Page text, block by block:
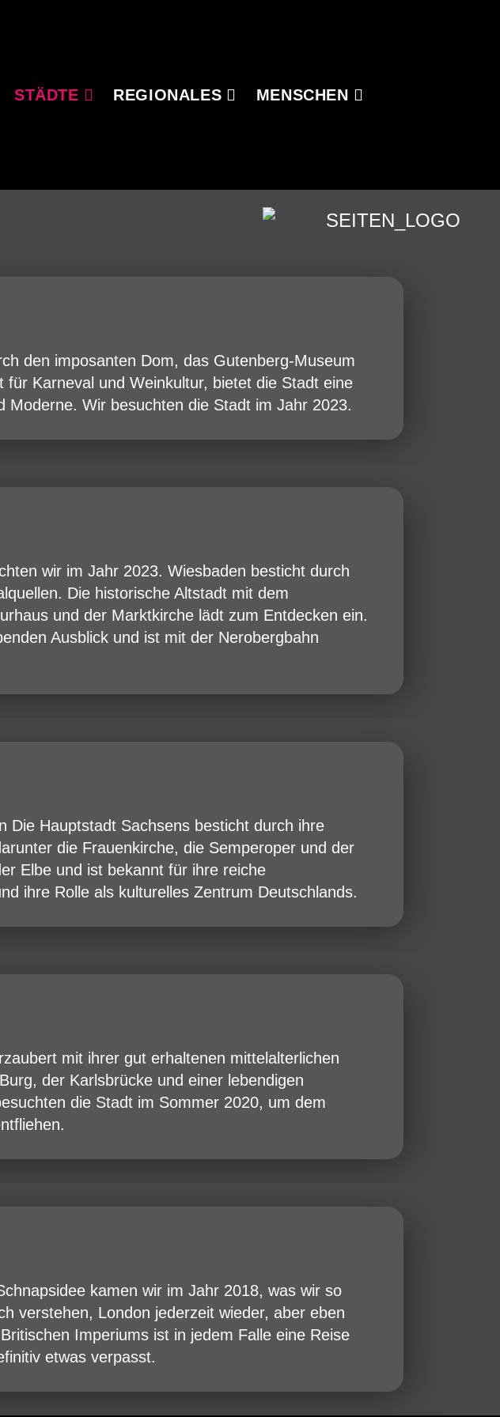
STÄDTE REGIONALES MENSCHEN
den imposanten Dom, das Gutenberg-Museum
Karneval und Weinkultur, bietet die Stadt eine
Moderne. Wir besuchten die Stadt im Jahr 2023.
wir im Jahr 2023. Wiesbaden besticht durch
Die historische Altstadt mit dem
und der Marktkirche lädt zum Entdecken ein.
Ausblick und ist mit der Nerobergbahn
Die Hauptstadt Sachsens besticht durch ihre
die Frauenkirche, die Semperoper und der
Elbe und ist bekannt für ihre reiche
ihre Rolle als kulturelles Zentrum Deutschlands.
mit ihrer gut erhaltenen mittelalterlichen
der Karlsbrücke und einer lebendigen
die Stadt im Sommer 2020, um dem
kamen wir im Jahr 2018, was wir so
verstehen, London jederzeit wieder, aber eben
Imperiums ist in jedem Falle eine Reise
etwas verpasst.